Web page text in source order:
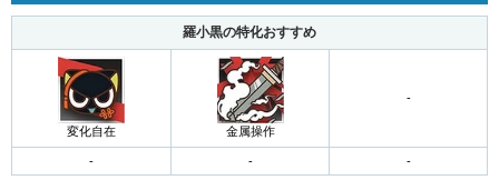
羅小黒の特化おすすめ
変化自在 金属操作
-